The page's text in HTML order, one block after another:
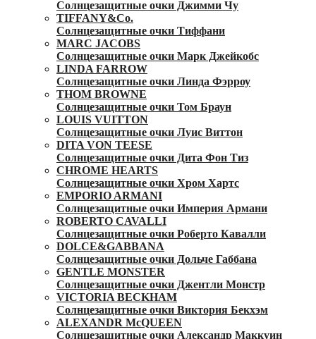
Солнцезащитные очки Джимми Чу
TIFFANY&Co.
Солнцезащитные очки Тиффани
MARC JACOBS
Солнцезащитные очки Марк Джейкобс
LINDA FARROW
Солнцезащитные очки Линда Фэрроу
THOM BROWNE
Солнцезащитные очки Том Браун
LOUIS VUITTON
Солнцезащитные очки Луис Виттон
DITA VON TEESE
Солнцезащитные очки Дита Фон Тиз
CHROME HEARTS
Солнцезащитные очки Хром Хартс
EMPORIO ARMANI
Солнцезащитные очки Империя Армани
ROBERTO CAVALLI
Солнцезащитные очки Роберто Кавалли
DOLCE&GABBANA
Солнцезащитные очки Дольче Габбана
GENTLE MONSTER
Солнцезащитные очки Джентли Монстр
VICTORIA BECKHAM
Солнцезащитные очки Виктория Бекхэм
ALEXANDR McQUEEN
Солнцезащитные очки Александр Маккуин